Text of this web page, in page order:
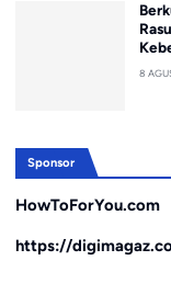
8
Sponsor
HowToForYou.com
https://